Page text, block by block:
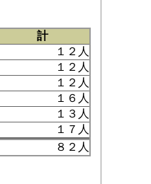
計
１２人
１２人
１２人
１６人
１３人
１７人
８２人